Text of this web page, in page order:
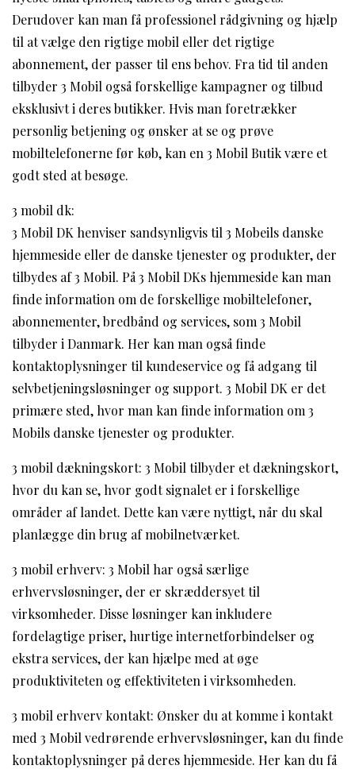
Derudover kan man få professionel rådgivning og hjælp
til at vælge den rigtige mobil eller det rigtige
abonnement, der passer til ens behov. Fra tid til anden
tilbyder 3 Mobil også forskellige kampagner og tilbud
eksklusivt i deres butikker. Hvis man foretrækker
personlig betjening og ønsker at se og prøve
mobiltelefonerne før køb, kan en 3 Mobil Butik være et
godt sted at besøge.
3 mobil dk:
3 Mobil DK henviser sandsynligvis til 3 Mobeils danske
hjemmeside eller de danske tjenester og produkter, der
tilbydes af 3 Mobil. På 3 Mobil DKs hjemmeside kan man
finde information om de forskellige mobiltelefoner,
abonnementer, bredbånd og services, som 3 Mobil
tilbyder i Danmark. Her kan man også finde
kontaktoplysninger til kundeservice og få adgang til
selvbetjeningsløsninger og support. 3 Mobil DK er det
primære sted, hvor man kan finde information om 3
Mobils danske tjenester og produkter.
3 mobil dækningskort: 3 Mobil tilbyder et dækningskort,
hvor du kan se, hvor godt signalet er i forskellige
områder af landet. Dette kan være nyttigt, når du skal
planlægge din brug af mobilnetværket.
3 mobil erhverv: 3 Mobil har også særlige
erhvervsløsninger, der er skræddersyet til
virksomheder. Disse løsninger kan inkludere
fordelagtige priser, hurtige internetforbindelser og
ekstra services, der kan hjælpe med at øge
produktiviteten og effektiviteten i virksomheden.
3 mobil erhverv kontakt: Ønsker du at komme i kontakt
med 3 Mobil vedrørende erhvervsløsninger, kan du finde
kontaktoplysninger på deres hjemmeside. Her kan du få